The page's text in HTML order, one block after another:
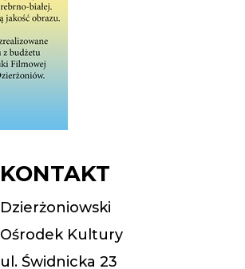
KONTAKT
Dzierżoniowski
Ośrodek Kultury
ul. Świdnicka 23